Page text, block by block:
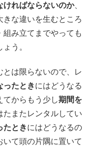
ければならないのか、
きな違いを生むところ
み立てまでやっても
う。
とは限らないので、レ
ったときにはどうなる
てからもう少し期間を
たまたレンタルしてい
たときにはどうなるの
て頭の片隅に置いて